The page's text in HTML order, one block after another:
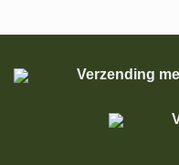
Verzending